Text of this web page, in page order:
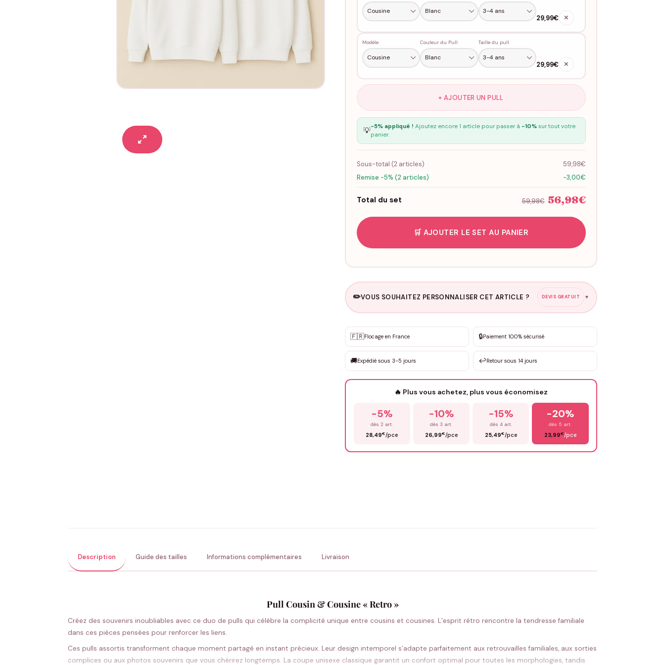
29,99€ ✕
Modèle Couleur du Pull Taille du pull
29,99€ ✕
+ AJOUTER UN PULL
💡-5% appliqué ! Ajoutez encore 1 article pour passer à -10%sur tout votre
panier.
Sous-total (2articles)
59,98€
Remise -5% (2 articles)
-3,00€
Total du set 59,98€ 56,98€
🛒 AJOUTER LE SET AU PANIER
✏️VOUS SOUHAITEZ PERSONNALISER CET ARTICLE ? DEVIS GRATUIT ▼
✨ Personnalisation sur mesure
DEVIS GRATUIT · Personnalisation de 3 à 10€ selon la demande
Que souhaitez-vous ?
🇫🇷Flocage en France 🔒Paiement 100% sécurisé
🚚Expédié sous 3-5 jours ↩️Retour sous 14 jours
🔥 Plus vous achetez, plus vous économisez
-5%
dès 2 art.
28,49€/pce
-10%
dès 3 art.
26,99€/pce
-15%
dès 4 art.
25,49€/pce
-20%
dès 5 art.
23,99€/pce
Description Guide des tailles Informations complémentaires Livraison
Pull Cousin & Cousine « Retro »
Créez des souvenirs inoubliables avec ce duo de pulls qui célèbre la complicité unique entre cousins et cousines. L’esprit rétro rencontre la tendresse familiale
dans ces pièces pensées pour renforcer les liens.
Ces pulls assortis transforment chaque moment partagé en instant précieux. Leur design intemporel s’adapte parfaitement aux retrouvailles familiales, aux sorties
complices ou aux photos souvenirs que vous chérirez longtemps. La coupe unisexe classique garantit un confort optimal pour toutes les morphologies, tandis